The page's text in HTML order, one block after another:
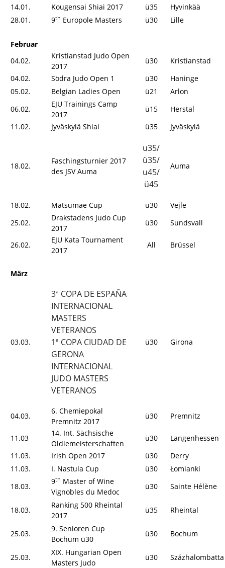
14.01.
Kougensai Shiai 2017 ü35
Hyvinkää
28.01.
9th Europole Masters ü30 Lille
Februar
04.02.
Kristianstad Judo Open
2017
ü30
Kristianstad
04.02.
Södra Judo Open 1 ü30
Haninge
05.02.
Belgian Ladies Open ü21
Arlon
06.02.
EJU Trainings Camp
2017
ü15
Herstal
11.02.
Jyväskylä Shiai ü35 Jyväskylä
18.02.
Faschingsturnier 2017
des JSV Auma
u35/
ü35/
u45/
ü45
Auma
18.02. Matsumae Cup ü30
Vejle
25.02.
Drakstadens Judo Cup
2017
ü30 Sundsvall
26.02.
EJU Kata Tournament
2017
All Brüssel
März
03.03.
3ª COPA DE ESPAÑA
INTERNACIONAL
MASTERS
VETERANOS
1ª COPA CIUDAD DE
GERONA
INTERNACIONAL
JUDO MASTERS
VETERANOS
ü30 Girona
04.03.
6. Chemiepokal
Premnitz 2017
ü30 Premnitz
11.03
14. Int. Sächsische
Oldiemeisterschaften
ü30
Langenhessen
11.03.
Irish Open 2017 ü30
Derry
11.03.
I. Nastula Cup ü30
Łomianki
18.03.
9th Master of Wine
Vignobles du Medoc
ü30 Sainte Hélène
18.03.
Ranking 500 Rheintal
2017
ü35 Rheintal
25.03.
9. Senioren Cup
Bochum ü30
ü30 Bochum
25.03.
XIX. Hungarian Open
Masters Judo
ü30 Százhalombatta